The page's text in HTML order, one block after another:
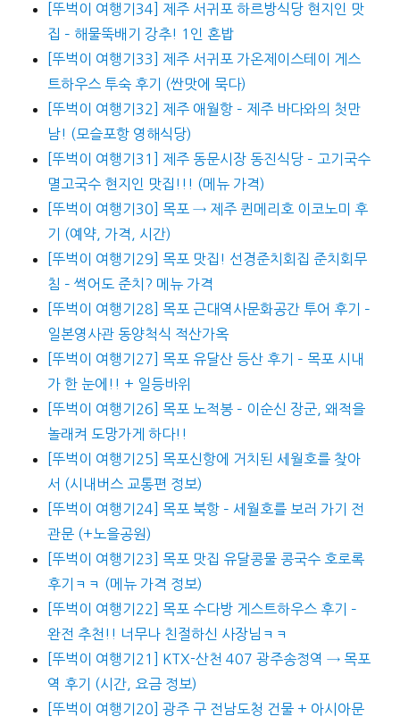
[뚜벅이 여행기34] 제주 서귀포 하르방식당 현지인 맛
집 – 해물뚝배기 강추! 1인 혼밥
[뚜벅이 여행기33] 제주 서귀포 가온제이스테이 게스
트하우스 투숙 후기 (싼맛에 묵다)
[뚜벅이 여행기32] 제주 애월항 – 제주 바다와의 첫만
남! (모슬포항 영해식당)
[뚜벅이 여행기31] 제주 동문시장 동진식당 – 고기국수
멸고국수 현지인 맛집!!! (메뉴 가격)
[뚜벅이 여행기30] 목포 → 제주 퀸메리호 이코노미 후
기 (예약, 가격, 시간)
[뚜벅이 여행기29] 목포 맛집! 선경준치회집 준치회무
침 – 썩어도 준치? 메뉴 가격
[뚜벅이 여행기28] 목포 근대역사문화공간 투어 후기 –
일본영사관 동양척식 적산가옥
[뚜벅이 여행기27] 목포 유달산 등산 후기 – 목포 시내
가 한 눈에!! + 일등바위
[뚜벅이 여행기26] 목포 노적봉 – 이순신 장군, 왜적을
놀래켜 도망가게 하다!!
[뚜벅이 여행기25] 목포신항에 거치된 세월호를 찾아
서 (시내버스 교통편 정보)
[뚜벅이 여행기24] 목포 북항 – 세월호를 보러 가기 전
관문 (+노을공원)
[뚜벅이 여행기23] 목포 맛집 유달콩물 콩국수 호로록
후기ㅋㅋ (메뉴 가격 정보)
[뚜벅이 여행기22] 목포 수다방 게스트하우스 후기 –
완전 추천!! 너무나 친절하신 사장님ㅋㅋ
[뚜벅이 여행기21] KTX-산천 407 광주송정역 → 목포
역 후기 (시간, 요금 정보)
[뚜벅이 여행기20] 광주 구 전남도청 건물 + 아시아문